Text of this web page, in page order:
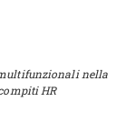
nella
HR